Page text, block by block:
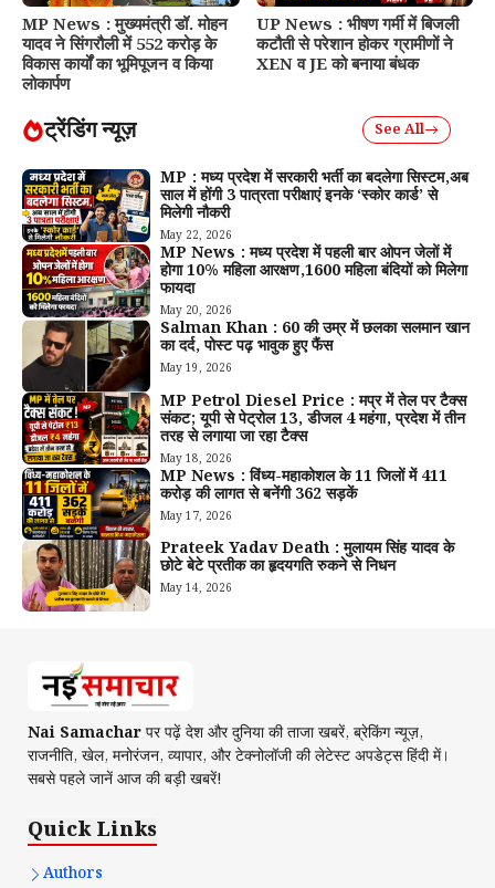
MP News : मुख्यमंत्री डॉ. मोहन
यादव ने सिंगरौली में 552 करोड़ के
विकास कार्यों का भूमिपूजन व किया
लोकार्पण
UP News : भीषण गर्मी में बिजली
कटौती से परेशान होकर ग्रामीणों ने
XEN व JE को बनाया बंधक
ट्रेंडिंग न्यूज़ See All
MP : मध्य प्रदेश में सरकारी भर्ती का बदलेगा सिस्टम,अब
साल में होंगी 3 पात्रता परीक्षाएं इनके ‘स्कोर कार्ड’ से
मिलेगी नौकरी
May 22, 2026
MP News : मध्य प्रदेश में पहली बार ओपन जेलों में
होगा 10% महिला आरक्षण,1600 महिला बंदियों को मिलेगा
फायदा
May 20, 2026
Salman Khan : 60 की उम्र में छलका सलमान खान
का दर्द, पोस्ट पढ़ भावुक हुए फैंस
May 19, 2026
MP Petrol Diesel Price : मप्र में तेल पर टैक्स
संकट; यूपी से पेट्रोल ₹13, डीजल ₹4 महंगा, प्रदेश में तीन
तरह से लगाया जा रहा टैक्स
May 18, 2026
MP News : विंध्य-महाकोशल के 11 जिलों में 411
करोड़ की लागत से बनेंगी 362 सड़कें
May 17, 2026
Prateek Yadav Death : मुलायम सिंह यादव के
छोटे बेटे प्रतीक का हृदयगति रुकने से निधन
May 14, 2026
Nai Samacharपर पढ़ें देश और दुनिया की ताजा खबरें, ब्रेकिंग न्यूज़,
राजनीति, खेल, मनोरंजन, व्यापार, और टेक्नोलॉजी की लेटेस्ट अपडेट्स हिंदी में।
सबसे पहले जानें आज की बड़ी खबरें!
Quick Links
Authors